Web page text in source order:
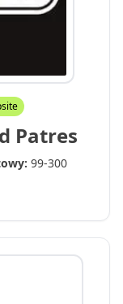
Patres
99-300